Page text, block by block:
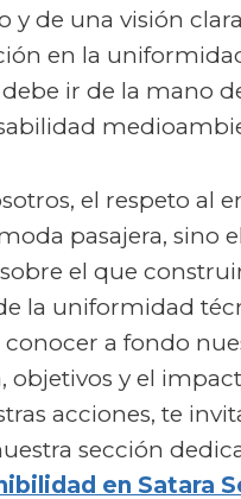
y de una visión
en la
ir de la mano
el respeto al
pasajera, sino
el que
la uniformidad
a fondo
objetivos y el
acciones, te
sección
en Satara